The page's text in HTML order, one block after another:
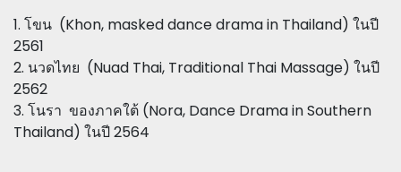
1. โขน (Khon, masked dance drama in Thailand) ในปี
2561
2. นวดไทย (Nuad Thai, Traditional Thai Massage) ในปี
2562
3. โนรา ของภาคใต้ (Nora, Dance Drama in Southern
Thailand) ในปี 2564